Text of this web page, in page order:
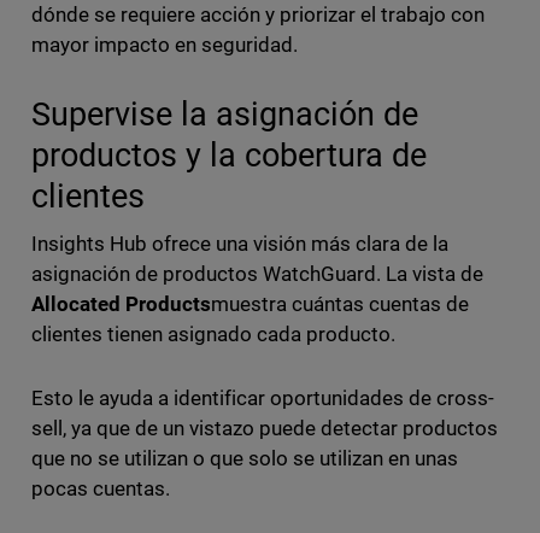
dónde se requiere acción y priorizar el trabajo con
mayor impacto en seguridad.
Supervise la asignación de
productos y la cobertura de
clientes
Insights Hub ofrece una visión más clara de la
asignación de productos WatchGuard. La vista de
Allocated Productsmuestra cuántas cuentas de
clientes tienen asignado cada producto.
Esto le ayuda a identificar oportunidades de cross-
sell, ya que de un vistazo puede detectar productos
que no se utilizan o que solo se utilizan en unas
pocas cuentas.